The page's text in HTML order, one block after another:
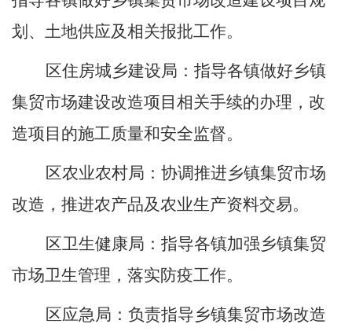
划、土地供应及相关报批工作。
区住房城乡建设局： 指导各镇做好乡镇
集贸市场建设改造项目相关手续的办理，改
造项目的施工质量和安全监督。
区农业农村局： 协调推进乡镇集贸市场
改造，推进农产品及农业生产资料交易。
区卫生健康局 ：指导各镇加强乡镇集贸
市场卫生管理，落实防疫工作。
区应急局： 负责指导乡镇集贸市场改造